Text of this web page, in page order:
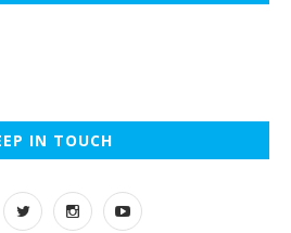
IN TOUCH